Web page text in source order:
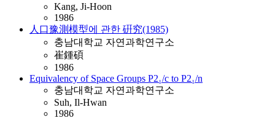
Kang, Ji-Hoon
1986
人口豫測模型에 관한 硏究(1985)
충남대학교 자연과학연구소
崔鍾碩
1986
Equivalency of Space Groups P2₁/c to P2₁/n
충남대학교 자연과학연구소
Suh, Il-Hwan
1986